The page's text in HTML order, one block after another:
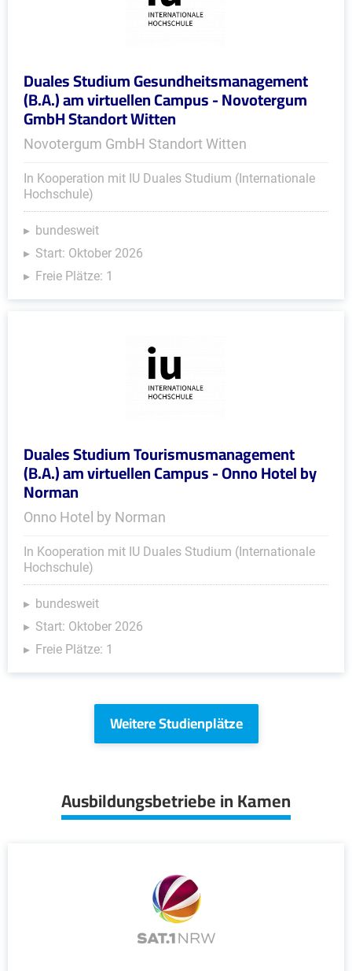
Duales Studium Gesundheitsmanagement
(B.A.) am virtuellen Campus - Novotergum
GmbH Standort Witten
Novotergum GmbH Standort Witten
In Kooperation mit IU Duales Studium (Internationale
Hochschule)
bundesweit
Start: Oktober 2026
Freie Plätze: 1
Duales Studium Tourismusmanagement
(B.A.) am virtuellen Campus - Onno Hotel by
Norman
Onno Hotel by Norman
In Kooperation mit IU Duales Studium (Internationale
Hochschule)
bundesweit
Start: Oktober 2026
Freie Plätze: 1
Weitere Studienplätze
Ausbildungsbetriebe in Kamen